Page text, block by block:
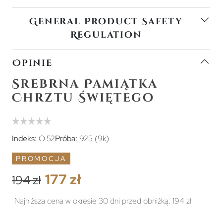
General Product Safety
Regulation
Opinie
Srebrna Pamiątka
Chrztu Świętego
Indeks: O.52Próba: 925 (9k)
PROMOCJA
194 zł 177 zł
Najniższa cena w okresie 30 dni przed obniżką: 194 zł